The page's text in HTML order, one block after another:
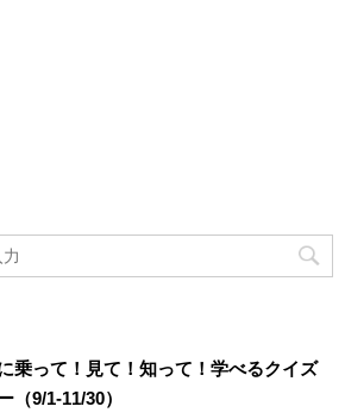
乗って！見て！知って！学べるクイズ
（9/1-11/30）